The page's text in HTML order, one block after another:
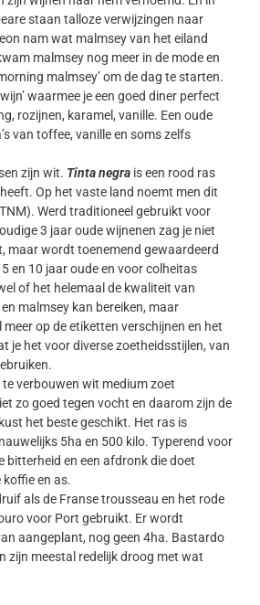
staan talloze verwijzingen naar
nam wat malmsey van het eiland
malmsey nog meer in de mode en
malmsey’ om de dag te starten.
waarmee je een goed diner perfect
rozijnen, karamel, vanille. Een oude
van toffee, vanille en soms zelfs
zijn wit. Tinta negra is een rood ras
Op het vaste land noemt men dit
Werd traditioneel gebruikt voor
3 jaar oude wijnenen zag je niet
maar wordt toenemend gewaardeerd
en 10 jaar oude en voor colheitas
of het helemaal de kwaliteit van
malmsey kan bereiken, maar
op de etiketten verschijnen en het
je het voor diverse zoetheidsstijlen, van
te verbouwen wit medium zoet
zo goed tegen vocht en daarom zijn de
het beste geschikt. Het ras is
5ha en 500 kilo. Typerend voor
bitterheid en een afdronk die doet
en as.
als de Franse trousseau en het rode
voor Port gebruikt. Er wordt
aangeplant, nog geen 4ha. Bastardo
zijn meestal redelijk droog met wat